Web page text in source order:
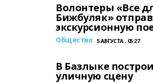
Волонтеры «Все
Бижбуляк»
экскурсионную
Общество 5 АВГУСТА , 05:27
В Базлыке
уличную сцену